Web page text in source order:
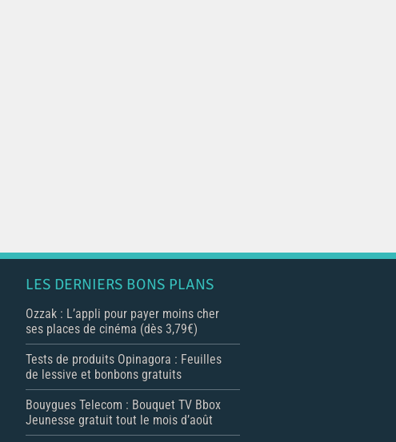
LES DERNIERS BONS PLANS
Ozzak : L’appli pour payer moins cher
ses places de cinéma (dès 3,79€)
Tests de produits Opinagora : Feuilles
de lessive et bonbons gratuits
Bouygues Telecom : Bouquet TV Bbox
Jeunesse gratuit tout le mois d’août